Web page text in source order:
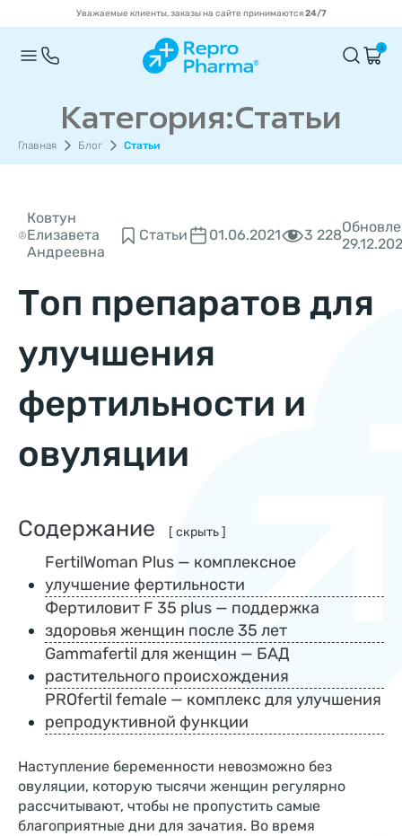
Уважаемые клиенты, заказы на сайте принимаются24/7
0
Главная Блог Статьи
Категория:Статьи
Ковтун
Елизавета
Андреевна
Статьи 01.06.2021 3 228
Топ препаратов для
улучшения
фертильности и
овуляции
Содержание [ скрыть ]
FertilWoman Plus — комплексное
улучшение фертильности
Фертиловит F 35 plus — поддержка
здоровья женщин после 35 лет
Gammafertil для женщин — БАД
растительного происхождения
PROfertil female — комплекс для улучшения
репродуктивной функции
Наступление беременности невозможно без
овуляции, которую тысячи женщин регулярно
рассчитывают, чтобы не пропустить самые
благоприятные дни для зачатия. Во время